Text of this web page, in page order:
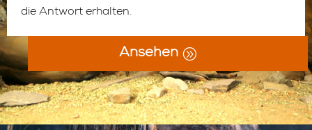
die Antwort erhalten.
Ansehen